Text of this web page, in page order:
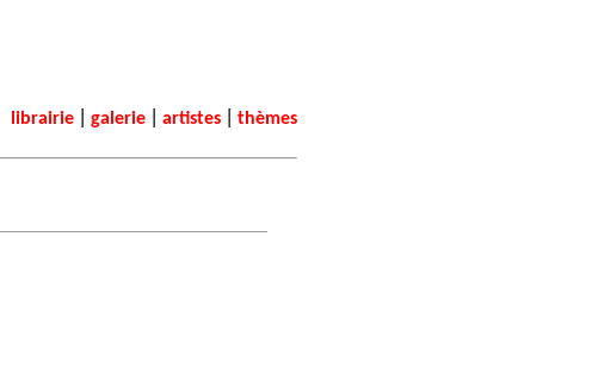
librairie galerie artistes thèmes